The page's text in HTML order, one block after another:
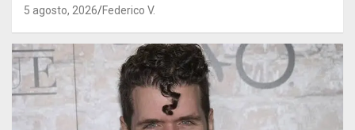
5 agosto, 2026 Federico V.